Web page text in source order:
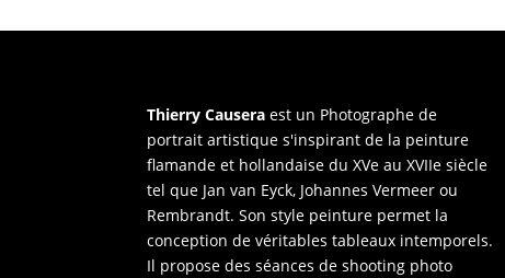
Thierry Causera est un Photographe de
portrait artistique s'inspirant de la peinture
flamande et hollandaise du XVe au XVIIe siècle
tel que Jan van Eyck, Johannes Vermeer ou
Rembrandt. Son style peinture permet la
conception de véritables tableaux intemporels.
Il propose des séances de shooting photo